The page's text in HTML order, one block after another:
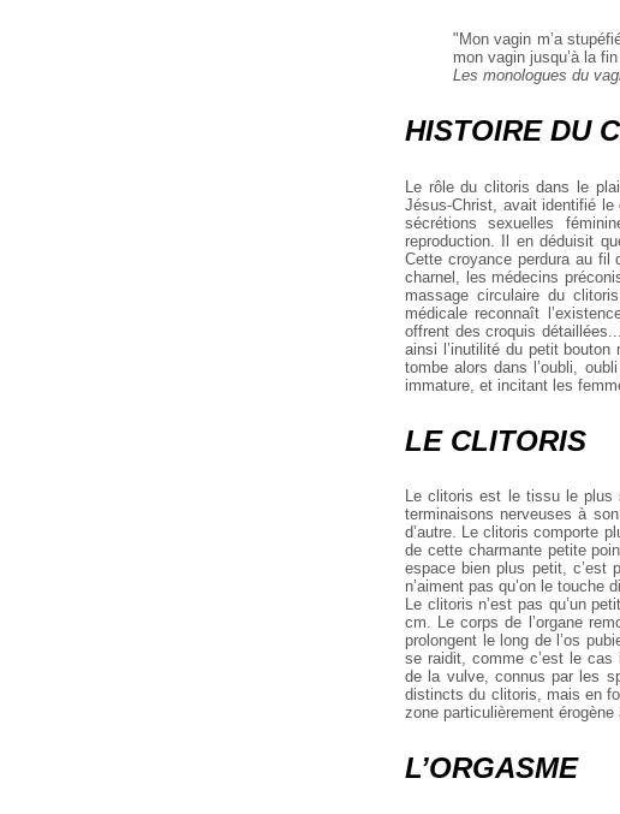
"Mon vagin m’a
mon vagin jusqu’à la
Les monologues du
HISTOIRE DU
Le rôle du clitoris dans le
Jésus-Christ, avait identifié le
sécrétions sexuelles
reproduction. Il en déduisit
Cette croyance perdura au fil
charnel, les médecins
massage circulaire du
médicale reconnaît
offrent des croquis
ainsi l’inutilité du petit
tombe alors dans l’oubli,
immature, et incitant les
LE CLITORIS
Le clitoris est le tissu le plus
terminaisons nerveuses à
d’autre. Le clitoris comporte
de cette charmante petite
espace bien plus petit, c’est
n’aiment pas qu’on le touche
Le clitoris n’est pas qu’un
cm. Le corps de l’organe
prolongent le long de l’os
se raidit, comme c’est le
de la vulve, connus par les
distincts du clitoris, mais en
zone particulièrement érogène
L’ORGASME